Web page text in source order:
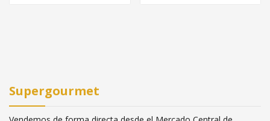
Supergourmet